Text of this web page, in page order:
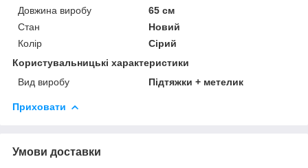
Довжина виробу
65 см
Стан
Новий
Колір
Сірий
Користувальницькі характеристики
Вид виробу
Підтяжки + метелик
Приховати
Умови доставки